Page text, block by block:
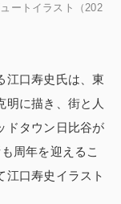
ートイラスト（202
江口寿史氏は、東
明に描き、街と人
ドタウン日比谷が
周年を迎えるこ
江口寿史イラスト